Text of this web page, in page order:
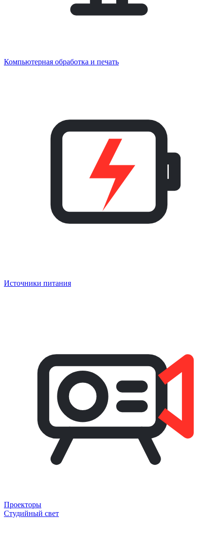
Компьютерная обработка и печать
Источники питания
Проекторы
Студийный свет